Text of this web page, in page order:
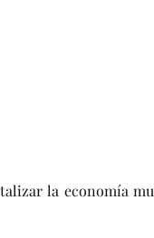
la economía